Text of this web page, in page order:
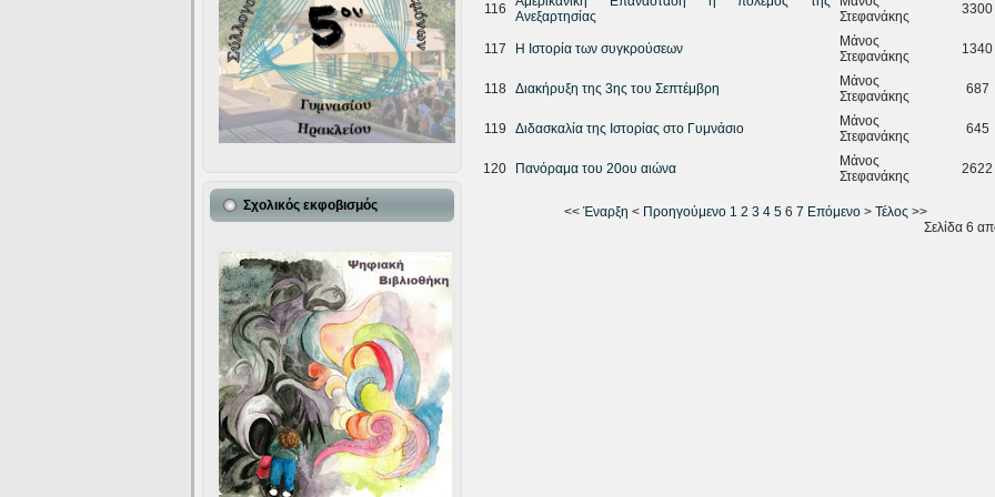
Σχολικός εκφοβισμός
116
Ανεξαρτησίας
Στεφανάκης
3300
117 Η Ιστορία των συγκρούσεων
Μάνος
Στεφανάκης
1340
118 Διακήρυξη της 3ης του Σεπτέμβρη
Μάνος
Στεφανάκης
687
119 Διδασκαλία της Ιστορίας στο Γυμνάσιο
Μάνος
Στεφανάκης
645
120 Πανόραμα του 20ου αιώνα
Μάνος
Στεφανάκης
2622
<< Έναρξη < Προηγούμενο 1 2 3 4 5 6 7 Επόμενο > Τέλος >>
Σελίδα 6